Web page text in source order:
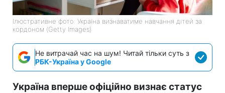
Ілюстративне фото: Україна визнаватиме навчання дітей за
кордоном (Getty Images)
Не витрачай час на шум! Читай тільки суть з
РБК-Україна у Google
Україна вперше офіційно визнає статус